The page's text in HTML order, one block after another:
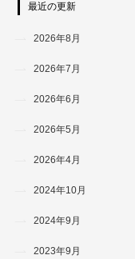
最近の更新
2026年8月
2026年7月
2026年6月
2026年5月
2026年4月
2024年10月
2024年9月
2023年9月